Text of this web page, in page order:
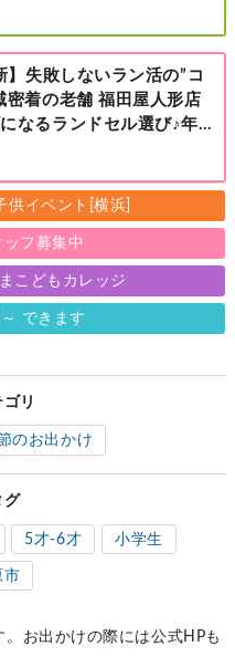
】失敗しないラン活の”コ
密着の老舗 福田屋人形店
なるランドセル選び♪年
ルイファミリー溝口店］
イベント[横浜]
ッフ募集中
こどもカレッジ
できます
リ
のお出かけ
グ
5才-6才 小学生
市
お出かけの際には公式HPも